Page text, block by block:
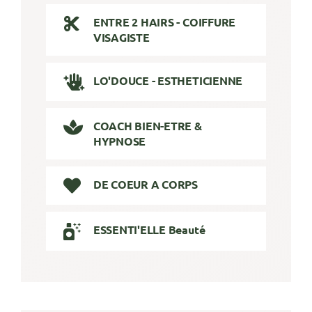
ENTRE 2 HAIRS - COIFFURE
VISAGISTE
LO'DOUCE - ESTHETICIENNE
COACH BIEN-ETRE &
HYPNOSE
DE COEUR A CORPS
ESSENTI'ELLE Beauté